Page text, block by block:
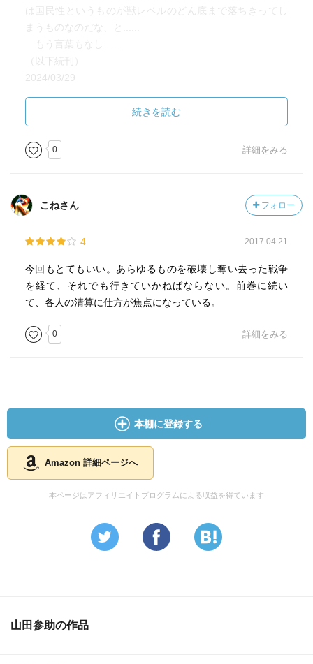
は国民性というものが獣レベルのどん底まで落ちきってし
まうものなのだな、と......
もう言葉もなし......
（以下続刊）
2024/03/29
続きを読む
0 詳細をみる
こねさん フォロー
4 2017.04.21
今回もとてもいい。あらゆるものを破壊し奪い去った戦争
を経て、それでも行きていかねばならない。前巻に続い
て、各人の清算に仕方が焦点になっている。
0 詳細をみる
本棚に登録する
Amazon 詳細ページへ
本ページはアフィリエイトプログラムによる収益を得ています
山田参助の作品